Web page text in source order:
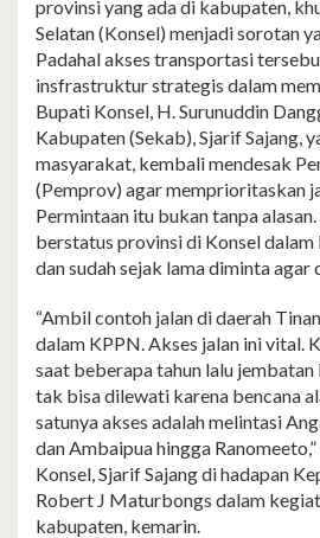
provinsi yang ada di kabupaten,
Selatan (Konsel) menjadi sorotan
Padahal akses transportasi
insfrastruktur strategis dalam
Bupati Konsel, H. Surunuddin
Kabupaten (Sekab), Sjarif Sajang,
masyarakat, kembali mendesak
(Pemprov) agar memprioritaskan
Permintaan itu bukan tanpa
berstatus provinsi di Konsel
dan sudah sejak lama diminta agar
“Ambil contoh jalan di daerah
dalam KPPN. Akses jalan ini vital.
saat beberapa tahun lalu
tak bisa dilewati karena bencana
satunya akses adalah melintasi
dan Ambaipua hingga
Konsel, Sjarif Sajang di hadapan
Robert J Maturbongs dalam
kabupaten, kemarin.